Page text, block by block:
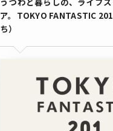
ア。TOKYO FANTASTIC
ち）